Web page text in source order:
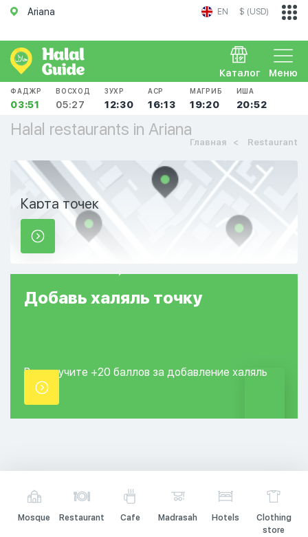
Ariana EN $ (USD)
Меню
Каталог
ФАДЖР
03:51
ВОСХОД
05:27
ЗУХР
12:30
АСР
16:13
МАГРИБ
19:20
ИША
20:52
Halal restaurants in Ariana
Главная Restaurant
Карта точек
Добавь халяль точку
Вы получите +20 баллов за добавление халяль
точки.
Mosque Restaurant Cafe Madrasah Hotels
Clothing
store